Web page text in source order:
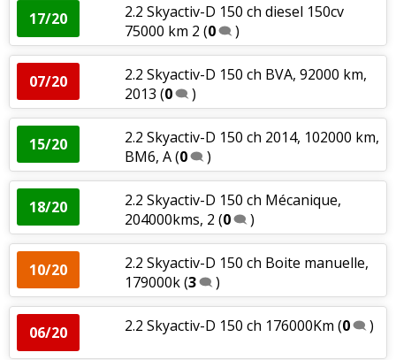
17/20
2.2 Skyactiv-D 150 ch diesel 150cv
75000 km 2 (0 )
07/20
2.2 Skyactiv-D 150 ch BVA, 92000 km,
2013 (0 )
15/20
2.2 Skyactiv-D 150 ch 2014, 102000 km,
BM6, A(0 )
18/20
2.2 Skyactiv-D 150 ch Mécanique,
204000kms, 2 (0 )
10/20
2.2 Skyactiv-D 150 ch Boite manuelle,
179000k(3 )
06/20 2.2 Skyactiv-D 150 ch 176000Km (0 )